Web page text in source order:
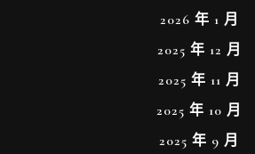
2026 年 1 月
2025 年 12 月
2025 年 11 月
2025 年 10 月
2025 年 9 月